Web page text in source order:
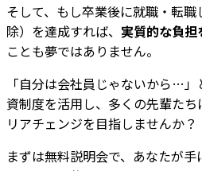
そして、もし卒業後に就職・転
除）を達成すれば、 実質的な負
ことも夢ではありません。
「自分は会社員じゃないから…
資制度を活用し、多くの先輩た
リアチェンジを目指しませんか？
まずは無料説明会で、あなたが